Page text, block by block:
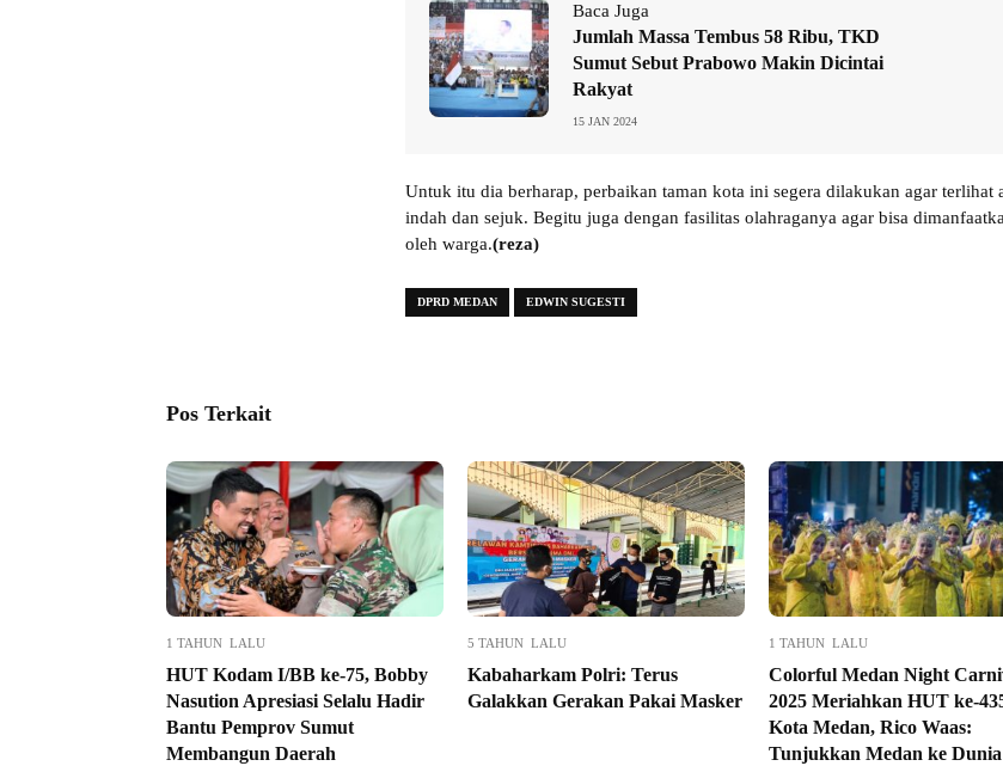
Baca Juga
Jumlah Massa Tembus 58 Ribu, TKD
Sumut Sebut Prabowo Makin Dicintai
Rakyat
15 JAN 2024
Untuk itu dia berharap, perbaikan taman kota ini segera dilakukan agar terlihat
indah dan sejuk. Begitu juga dengan fasilitas olahraganya agar bisa
oleh warga.(reza)
DPRD MEDAN EDWIN SUGESTI
Pos Terkait
1 TAHUN LALU
HUT Kodam I/BB ke-75, Bobby
Nasution Apresiasi Selalu Hadir
Bantu Pemprov Sumut
Membangun Daerah
5 TAHUN LALU
Kabaharkam Polri: Terus
Galakkan Gerakan Pakai Masker
1 TAHUN LALU
Colorful Medan Night
2025 Meriahkan HUT ke-
Kota Medan, Rico Waas:
Tunjukkan Medan ke Dunia